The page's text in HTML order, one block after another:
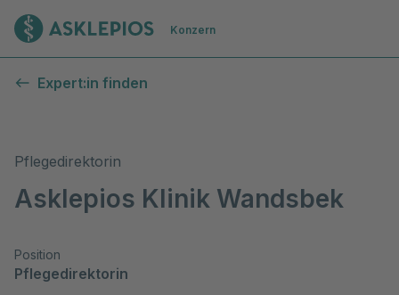
Zur Startseite
Konzern
Expert:in finden
Pflegedirektorin
Asklepios Klinik Wandsbek
Position
Pflegedirektorin